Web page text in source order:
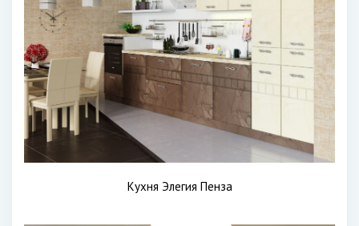
Кухня Элегия Пенза